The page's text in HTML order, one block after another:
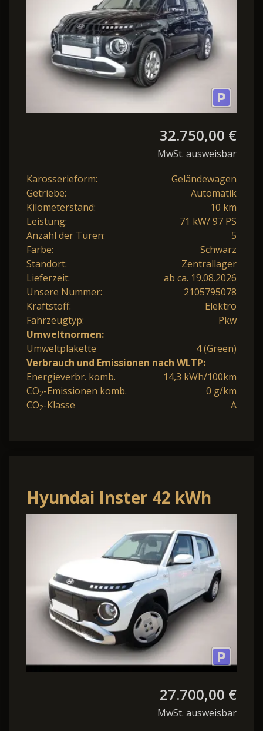
32.750,00 €
MwSt. ausweisbar
Karosserieform:
Geländewagen
Getriebe:
Automatik
Kilometerstand:
10 km
Leistung:
71 kW/ 97 PS
Anzahl der Türen:
5
Farbe:
Schwarz
Standort:
Zentrallager
Lieferzeit:
ab ca. 19.08.2026
Unsere Nummer:
2105795078
Kraftstoff:
Elektro
Fahrzeugtyp:
Pkw
Umweltnormen:
Umweltplakette
4 (Green)
Verbrauch und Emissionen nach WLTP:
Energieverbr. komb.
14,3 kWh/100km
CO2-Emissionen komb.
0 g/km
CO2-Klasse A
Hyundai Inster 42 kWh
FÖRDERF. Navi 15Z Kam
SmartKey ACC
27.700,00 €
MwSt. ausweisbar